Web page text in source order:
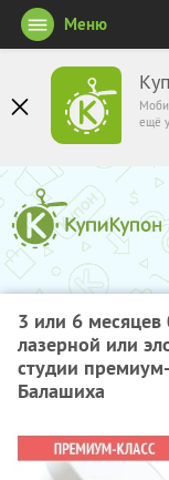
ещё
Меню
3 или 6 месяцев
лазерной или
студии
Балашиха